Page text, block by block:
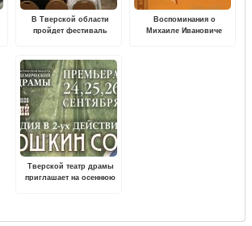
В Тверской области
пройдет фестиваль
Воспоминания о
Михаиле Ивановиче
Тверской театр драмы
приглашает на осеннюю